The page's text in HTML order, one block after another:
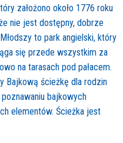
założono około 1776 roku
nie jest dostępny, dobrze
to park angielski, który
się przede wszystkim za
na tarasach pod pałacem.
Bajkową ścieżkę dla rodzin
bajkowych
elementów. Ścieżka jest